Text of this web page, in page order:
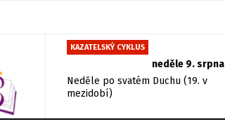
KAZATELSKÝ CYKLUS
neděle 9. srpna
Neděle po svatém Duchu (19. v
mezidobí)